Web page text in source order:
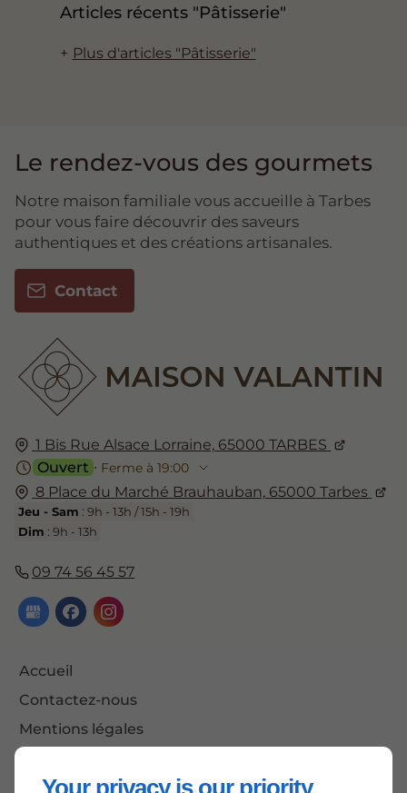
Your privacy is our priority
Articles récents "Pâtisserie"
Plus d'articles "Pâtisserie"
1 Bis Rue Alsace Lorraine, 65000 TARBES
Ouvert ⋅ Ferme à 19:00
8 Place du Marché Brauhauban, 65000 Tarbes
Jeu - Sam : 9h - 13h / 15h - 19h
Dim : 9h - 13h
09 74 56 45 57
Accueil
Contactez-nous
Mentions légales
Le rendez-vous des gourmets
Notre maison familiale vous accueille à Tarbes
pour vous faire découvrir des saveurs
authentiques et des créations artisanales.
Contact